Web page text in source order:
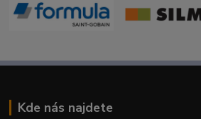
Kde nás najdete